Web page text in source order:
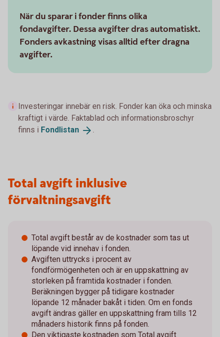
När du sparar i fonder finns olika
fondavgifter. Dessa avgifter dras automatiskt.
Fonders avkastning visas alltid efter dragna
avgifter.
Investeringar innebär en risk. Fonder kan öka och minska
kraftigt i värde. Faktablad och informationsbroschyr
finns i Fondlistan .
Total avgift inklusive
förvaltningsavgift
Total avgift består av de kostnader som tas ut
löpande vid innehav i fonden.
Avgiften uttrycks i procent av
fondförmögenheten och är en uppskattning av
storleken på framtida kostnader i fonden.
Beräkningen bygger på tidigare kostnader
löpande 12 månader bakåt i tiden. Om en fonds
avgift ändras gäller en uppskattning fram tills 12
månaders historik finns på fonden.
Den viktigaste kostnaden som Total avgift